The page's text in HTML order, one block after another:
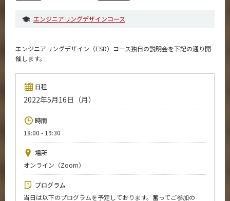
エンジニアリングデザインコース
エンジニアリングデザイン（ESD）コース独自の説明会を下記の通り開
催します。
日程
2022年5月16日（月）
時間
18:00 - 19:30
場所
オンライン（Zoom）
プログラム
当日は以下のプログラムを予定しております。奮ってご参加の
未来
入学案内
Admissions
News
今後のイベント
今後の課程別イベント
年別アーカイブ